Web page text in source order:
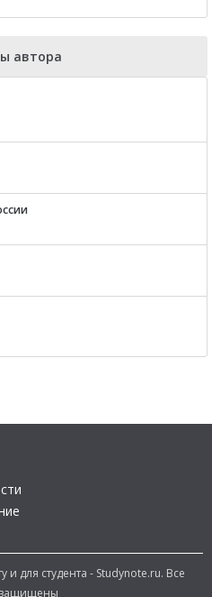
автора
для студента - Studynote.ru. Все